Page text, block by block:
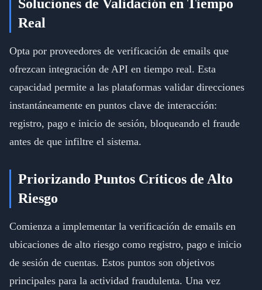
Soluciones de Validación en Tiempo
Real
Opta por proveedores de verificación de emails que
ofrezcan integración de API en tiempo real. Esta
capacidad permite a las plataformas validar direcciones
instantáneamente en puntos clave de interacción:
registro, pago e inicio de sesión, bloqueando el fraude
antes de que infiltre el sistema.
Priorizando Puntos Críticos de Alto
Riesgo
Comienza a implementar la verificación de emails en
ubicaciones de alto riesgo como registro, pago e inicio
de sesión de cuentas. Estos puntos son objetivos
principales para la actividad fraudulenta. Una vez